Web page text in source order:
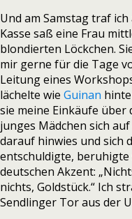
Und am Samstag traf
Kasse saß eine Frau
blondierten Löckchen.
mir gerne für die Tage
Leitung eines
lächelte wie Guinan
sie meine Einkäufe über
junges Mädchen sich
darauf hinwies und sich
entschuldigte, beruhigte
deutschen Akzent:
nichts, Goldstück.“ Ich
Sendlinger Tor aus der